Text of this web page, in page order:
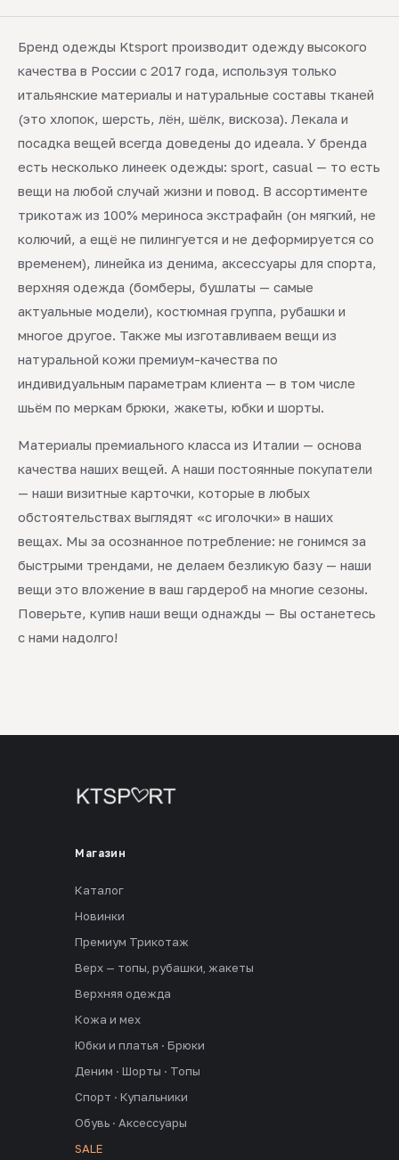
Бренд одежды Ktsport производит одежду высокого
качества в России с 2017 года, используя только
итальянские материалы и натуральные составы тканей
(это хлопок, шерсть, лён, шёлк, вискоза). Лекала и
посадка вещей всегда доведены до идеала. У бренда
есть несколько линеек одежды: sport, casual — то есть
вещи на любой случай жизни и повод. В ассортименте
трикотаж из 100% мериноса экстрафайн (он мягкий, не
колючий, а ещё не пилингуется и не деформируется со
временем), линейка из денима, аксессуары для спорта,
верхняя одежда (бомберы, бушлаты — самые
актуальные модели), костюмная группа, рубашки и
многое другое. Также мы изготавливаем вещи из
натуральной кожи премиум-качества по
индивидуальным параметрам клиента — в том числе
шьём по меркам брюки, жакеты, юбки и шорты.
Материалы премиального класса из Италии — основа
качества наших вещей. А наши постоянные покупатели
— наши визитные карточки, которые в любых
обстоятельствах выглядят «с иголочки» в наших
вещах. Мы за осознанное потребление: не гонимся за
быстрыми трендами, не делаем безликую базу — наши
вещи это вложение в ваш гардероб на многие сезоны.
Поверьте, купив наши вещи однажды — Вы останетесь
с нами надолго!
Магазин
Каталог
Новинки
Премиум Трикотаж
Верх — топы, рубашки, жакеты
Верхняя одежда
Кожа и мех
Юбки и платья · Брюки
Деним · Шорты · Топы
Спорт · Купальники
Обувь · Аксессуары
SALE